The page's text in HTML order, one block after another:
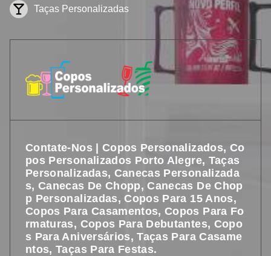
Taças Personalizadas
Contate-Nos | Copos Personalizados, Co
Pos Personalizados Porto Alegre, Taças
Personalizadas, Canecas Personalizada
S, Canecas De Chopp, Canecas De Chop
P Personalizadas, Copos Para 15 Anos,
Copos Para Casamentos, Copos Para Fo
Rmaturas, Copos Para Debutantes, Copo
S Para Aniversários, Taças Para Casame
Ntos, Taças Para Festas.